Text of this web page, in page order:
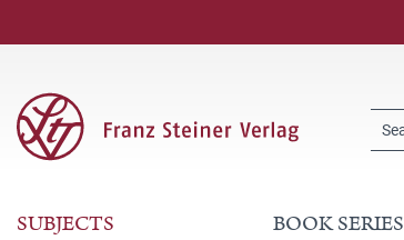
SUBJECTS BOOK SERIES